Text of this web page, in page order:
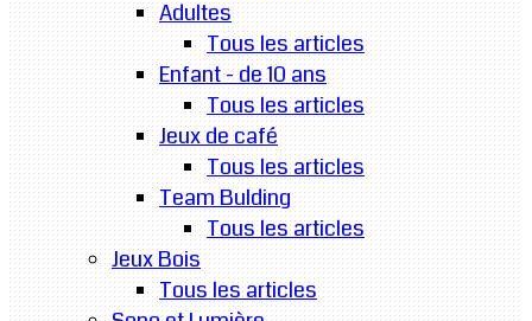
Adultes
Tous les articles
Enfant - de 10 ans
Tous les articles
Jeux de café
Tous les articles
Team Bulding
Tous les articles
Jeux Bois
Tous les articles